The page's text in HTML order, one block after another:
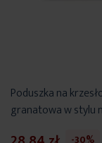
Poduszka na
granatowa w stylu
-30%